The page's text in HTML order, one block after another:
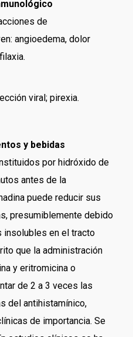
de
angioedema, dolor
viral; pirexia.
y bebidas
por hidróxido de
antes de la
puede reducir sus
presumiblemente debido
insolubles en el tracto
que la administración
y eritromicina o
de 2 a 3 veces las
del antihistamínico,
de importancia. Se